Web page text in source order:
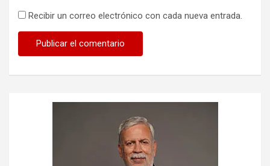
Recibir un correo electrónico con cada nueva entrada.